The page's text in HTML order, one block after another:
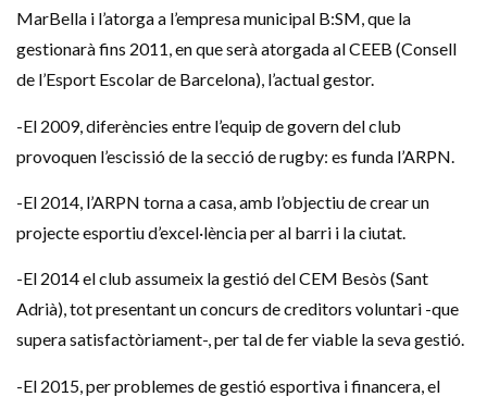
MarBella i l’atorga a l’empresa municipal B:SM, que la
gestionarà fins 2011, en que serà atorgada al CEEB (Consell
de l’Esport Escolar de Barcelona), l’actual gestor.
-El 2009, diferències entre l’equip de govern del club
provoquen l’escissió de la secció de rugby: es funda l’ARPN.
-El 2014, l’ARPN torna a casa, amb l’objectiu de crear un
projecte esportiu d’excel·lència per al barri i la ciutat.
-El 2014 el club assumeix la gestió del CEM Besòs (Sant
Adrià), tot presentant un concurs de creditors voluntari -que
supera satisfactòriament-, per tal de fer viable la seva gestió.
-El 2015, per problemes de gestió esportiva i financera, el